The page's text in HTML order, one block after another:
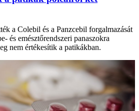
a Colebil és a Panzcebil forgalmazását
és emésztőrendszeri panaszokra
nem értékesítik a patikákban.